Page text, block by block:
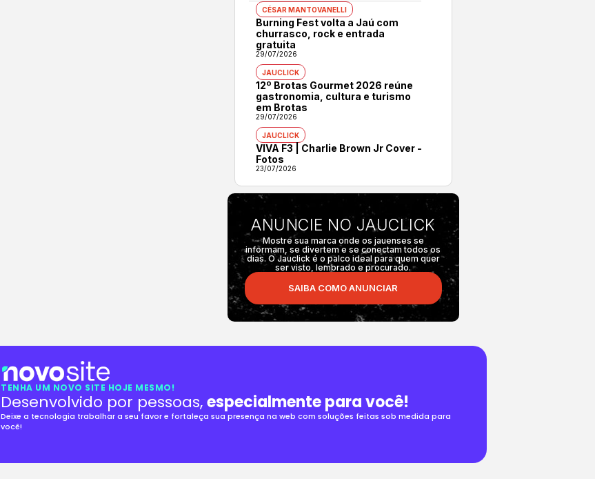
CÉSAR MANTOVANELLI
Burning Fest volta a Jaú com
churrasco, rock e entrada
gratuita
29/07/2026
JAUCLICK
12º Brotas Gourmet 2026 reúne
gastronomia, cultura e turismo
em Brotas
29/07/2026
JAUCLICK
VIVA F3 | Charlie Brown Jr Cover -
Fotos
23/07/2026
ANUNCIE NO JAUCLICK
Mostre sua marca onde os jauenses se
informam, se divertem e se conectam todos os
dias. O Jauclick é o palco ideal para quem quer
ser visto, lembrado e procurado.
SAIBA COMO ANUNCIAR
TENHA UM NOVO SITE HOJE MESMO!
Desenvolvido por pessoas,especialmente para você!
Deixe a tecnologia trabalhar a seu favor e fortaleça sua presença na web com soluções feitas sob medida para
você!